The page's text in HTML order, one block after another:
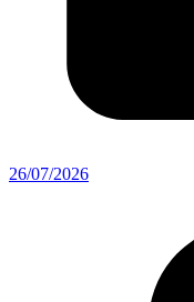
26/07/2026